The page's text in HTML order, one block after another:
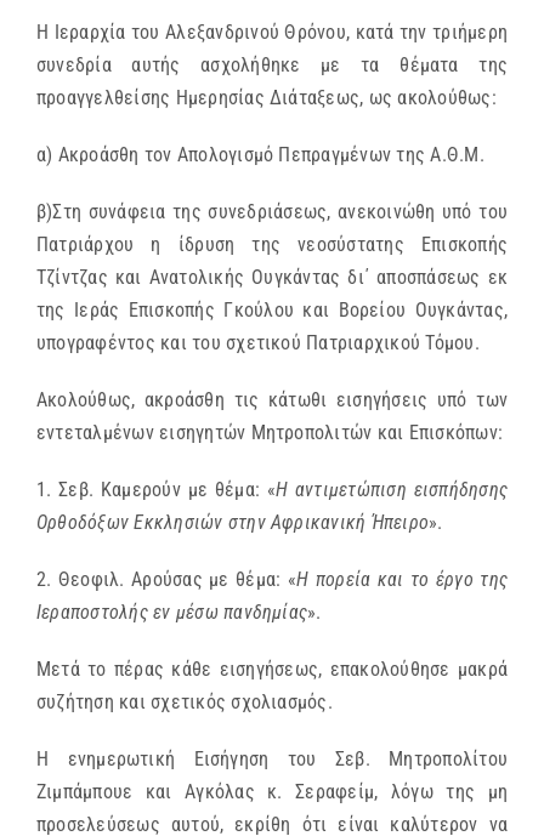
Η Ιεραρχία του Αλεξανδρινού Θρόνου, κατά την τριήμερη
συνεδρία αυτής ασχολήθηκε με τα θέματα της
προαγγελθείσης Ημερησίας Διάταξεως, ως ακολούθως:
α) Ακροάσθη τον Απολογισμό Πεπραγμένων της Α.Θ.Μ.
β)Στη συνάφεια της συνεδριάσεως, ανεκοινώθη υπό του
Πατριάρχου η ίδρυση της νεοσύστατης Επισκοπής
Τζίντζας και Ανατολικής Ουγκάντας δι΄ αποσπάσεως εκ
της Ιεράς Επισκοπής Γκούλου και Βορείου Ουγκάντας,
υπογραφέντος και του σχετικού Πατριαρχικού Τόμου.
Ακολούθως, ακροάσθη τις κάτωθι εισηγήσεις υπό των
εντεταλμένων εισηγητών Μητροπολιτών και Επισκόπων:
1. Σεβ. Καμερούν με θέμα: «Η αντιμετώπιση εισπήδησης
Ορθοδόξων Εκκλησιών στην Αφρικανική Ήπειρο».
2. Θεοφιλ. Αρούσας με θέμα: «Η πορεία και το έργο της
Ιεραποστολής εν μέσω πανδημίας».
Μετά το πέρας κάθε εισηγήσεως, επακολούθησε μακρά
συζήτηση και σχετικός σχολιασμός.
Η ενημερωτική Εισήγηση του Σεβ. Μητροπολίτου
Ζιμπάμπουε και Αγκόλας κ. Σεραφείμ, λόγω της μη
προσελεύσεως αυτού, εκρίθη ότι είναι καλύτερον να